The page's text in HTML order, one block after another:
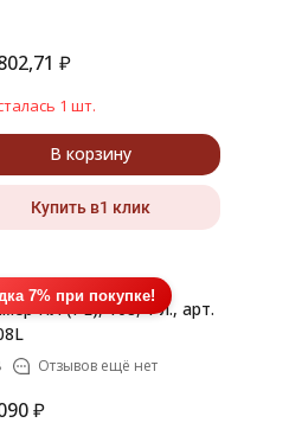
₽
1 шт.
В корзину
Купить в1 клик
7% при покупке!
ПЛ (PL), 108, 1 л., арт.
Отзывов ещё нет
₽